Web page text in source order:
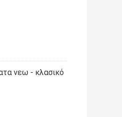
νεω - κλασικό